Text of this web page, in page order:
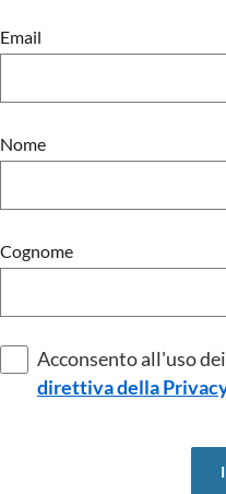
Email
Nome
Cognome
Acconsento all'uso
direttiva della